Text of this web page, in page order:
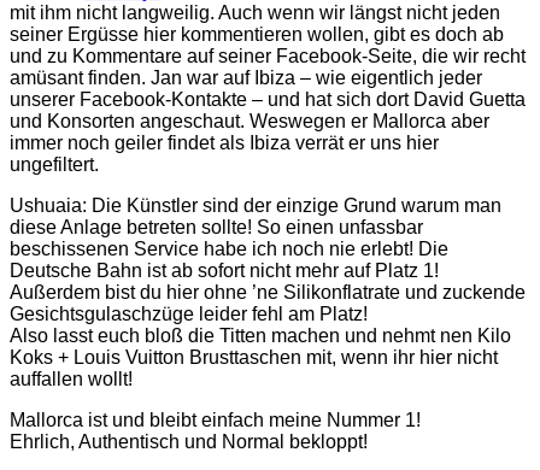
mit ihm nicht langweilig. Auch wenn wir längst nicht jeden
seiner Ergüsse hier kommentieren wollen, gibt es doch ab
und zu Kommentare auf seiner Facebook-Seite, die wir recht
amüsant finden. Jan war auf Ibiza – wie eigentlich jeder
unserer Facebook-Kontakte – und hat sich dort David Guetta
und Konsorten angeschaut. Weswegen er Mallorca aber
immer noch geiler findet als Ibiza verrät er uns hier
ungefiltert.
Ushuaia: Die Künstler sind der einzige Grund warum man
diese Anlage betreten sollte! So einen unfassbar
beschissenen Service habe ich noch nie erlebt! Die
Deutsche Bahn ist ab sofort nicht mehr auf Platz 1!
Außerdem bist du hier ohne ’ne Silikonflatrate und zuckende
Gesichtsgulaschzüge leider fehl am Platz!
Also lasst euch bloß die Titten machen und nehmt nen Kilo
Koks + Louis Vuitton Brusttaschen mit, wenn ihr hier nicht
auffallen wollt!
Mallorca ist und bleibt einfach meine Nummer 1!
Ehrlich, Authentisch und Normal bekloppt!